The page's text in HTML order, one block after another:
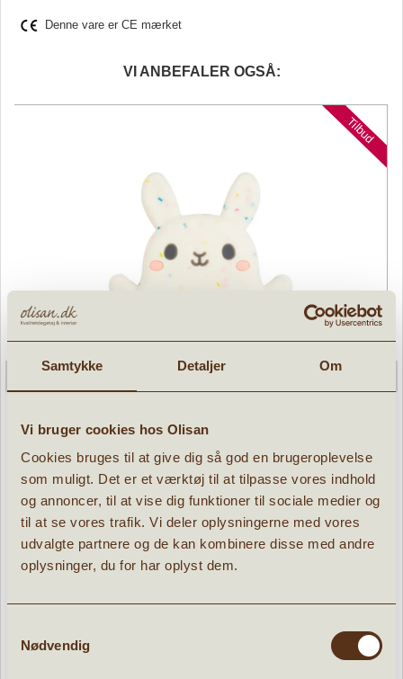
Samtykke Detaljer Om
Vi bruger cookies hos Olisan
Cookies bruges til at give dig så god en brugeroplevelse
som muligt. Det er et værktøj til at tilpasse vores indhold
og annoncer, til at vise dig funktioner til sociale medier og
til at se vores trafik. Vi deler oplysningerne med vores
udvalgte partnere og de kan kombinere disse med andre
oplysninger, du for har oplyst dem.
Nødvendig
Denne vare er CE mærket
VI ANBEFALER OGSÅ:
Bidering i Silikone Kanin
» læs mere
87,96 kr.
109,95
kr.
Tilbud